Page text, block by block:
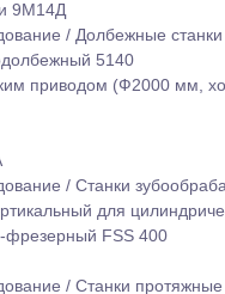
9М14Д
/ Долбежные станки
5140
приводом (Ф2000 мм,
/ Станки
для
фрезерный FSS 400
/ Станки протяжные